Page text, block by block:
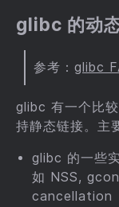
glibc 的动
参考： glibc
glibc 有一个比
持静态链接。主
glibc 的一些
如 NSS,
cancellation